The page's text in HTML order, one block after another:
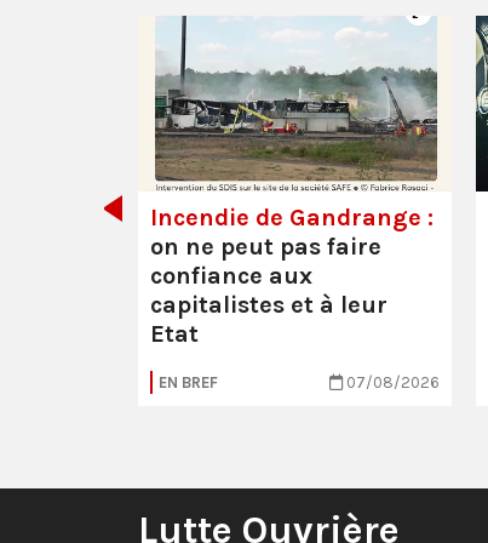
Incendie de Gandrange :
on ne peut pas faire
confiance aux
capitalistes et à leur
Etat
EN BREF 07/08/2026
Lutte Ouvrière